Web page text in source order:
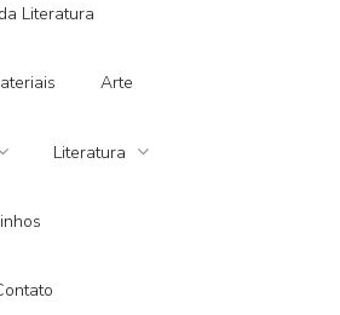
Literatura
Arte
Literatura